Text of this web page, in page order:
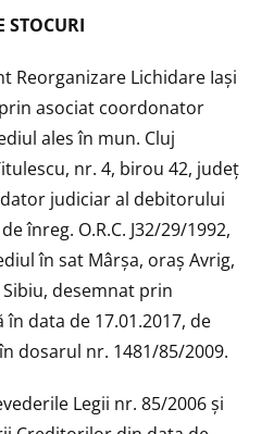
STOCURI
Reorganizare Lichidare Iaşi
asociat coordonator
ales în mun. Cluj
nr. 4, birou 42, județ
judiciar al debitorului
înreg. O.R.C. J32/29/1992,
în sat Mârșa, oraș Avrig,
desemnat prin
data de 17.01.2017, de
dosarul nr. 1481/85/2009.
Legii nr. 85/2006 şi